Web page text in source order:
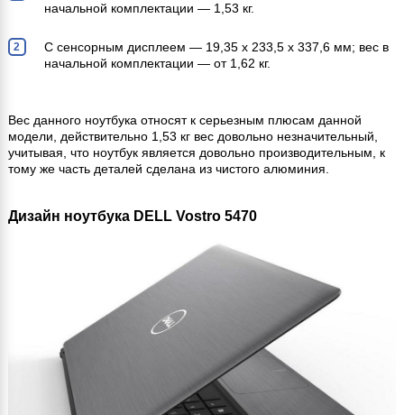
начальной комплектации — 1,53 кг.
С сенсорным дисплеем — 19,35 x 233,5 x 337,6 мм; вес в
начальной комплектации — от 1,62 кг.
Вес данного ноутбука относят к серьезным плюсам данной
модели, действительно 1,53 кг вес довольно незначительный,
учитывая, что ноутбук является довольно производительным, к
тому же часть деталей сделана из чистого алюминия.
Дизайн ноутбука DELL Vostro 5470